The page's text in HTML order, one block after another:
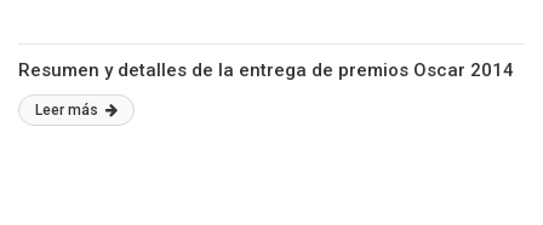
Resumen y detalles de la entrega de premios Oscar 2014
Leer más